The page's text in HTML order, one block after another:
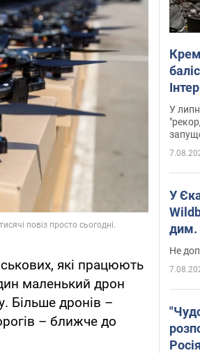
які працюють
маленький дрон
Більше дронів –
– ближче до
У
У
дим.
Не